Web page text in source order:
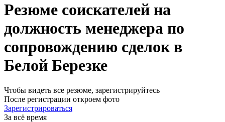
Резюме соискателей на
должность менеджера по
сопровождению сделок в
Белой Березке
Чтобы видеть все резюме, зарегистрируйтесь
После регистрации откроем фото
Зарегистрироваться
За всё время